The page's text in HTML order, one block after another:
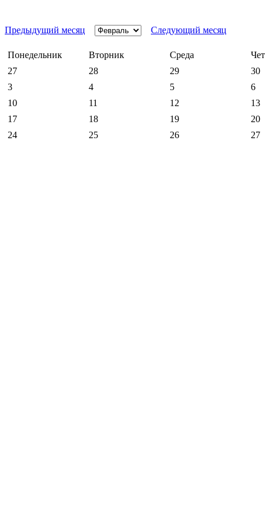
Предыдущий месяц Следующий месяц
Понедельник Вторник Среда
27
28 29
30
3
4 5
6
10
11 12
13
17
18 19
20
24
25 26 27